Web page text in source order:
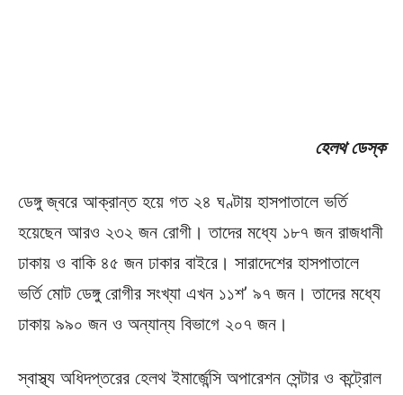
হেলথ ডেস্ক
ডেঙ্গু জ্বরে আক্রান্ত হয়ে গত ২৪ ঘণ্টায় হাসপাতালে ভর্তি
হয়েছেন আরও ২৩২ জন রোগী। তাদের মধ্যে ১৮৭ জন রাজধানী
ঢাকায় ও বাকি ৪৫ জন ঢাকার বাইরে। সারাদেশের হাসপাতালে
ভর্তি মোট ডেঙ্গু রোগীর সংখ্যা এখন ১১শ’ ৯৭ জন। তাদের মধ্যে
ঢাকায় ৯৯০ জন ও অন্যান্য বিভাগে ২০৭ জন।
স্বাস্থ্য অধিদপ্তরের হেলথ ইমার্জেন্সি অপারেশন সেন্টার ও কন্ট্রোল